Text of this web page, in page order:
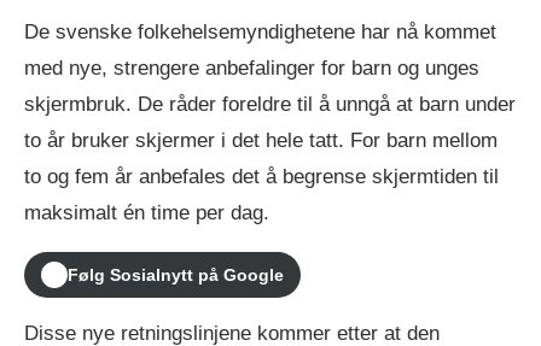
De svenske folkehelsemyndighetene har nå kommet
med nye, strengere anbefalinger for barn og unges
skjermbruk. De råder foreldre til å unngå at barn under
to år bruker skjermer i det hele tatt. For barn mellom
to og fem år anbefales det å begrense skjermtiden til
maksimalt én time per dag.
Følg Sosialnytt på Google
Disse nye retningslinjene kommer etter at den